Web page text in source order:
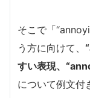
そこで「
う方に向けて、
すい表現、
について例文付